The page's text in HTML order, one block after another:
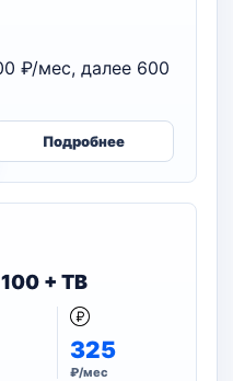
₽/мес, далее 600
Подробнее
+ ТВ
325
₽/мес